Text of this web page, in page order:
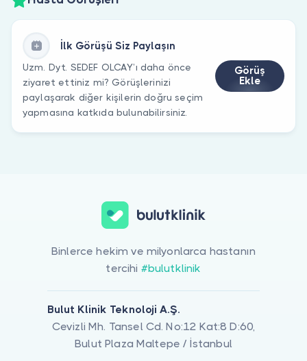
İlk Görüşü Siz Paylaşın
Uzm. Dyt. SEDEF OLCAY’ı daha önce
ziyaret ettiniz mi? Görüşlerinizi
paylaşarak diğer kişilerin doğru seçim
yapmasına katkıda bulunabilirsiniz.
Görüş
Ekle
Binlerce hekim ve milyonlarca hastanın
tercihi #bulutklinik
Bulut Klinik Teknoloji A.Ş.
Cevizli Mh. Tansel Cd. No:12 Kat:8 D:60,
Bulut Plaza Maltepe / İstanbul